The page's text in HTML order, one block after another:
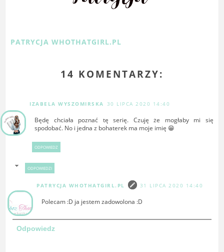
PATRYCJA WHOTHATGIRL.PL
14 KOMENTARZY:
IZABELA WYSZOMIRSKA 30 LIPCA 2020 14:40
Będę chciała poznać tę serię. Czuję że mogłaby mi się
spodobać. No i jedna z bohaterek ma moje imię 😁
ODPOWIEDZ
ODPOWIEDZI
PATRYCJA WHOTHATGIRL.PL 31 LIPCA 2020 14:40
Polecam :D ja jestem zadowolona :D
Odpowiedz